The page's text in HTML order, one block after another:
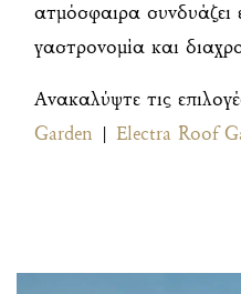
ατμόσφαιρα συνδυάζει
γαστρονομία και
Ανακαλύψτε τις
Garden
| Electra Roof